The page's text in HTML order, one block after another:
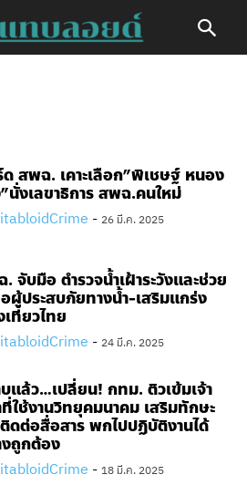
สพฉ. เคาะเลือก”พิเชษฐ์ หนอง
นั่งเลขาธิการ สพฉ.คนใหม่
- 26 มี.ค. 2025
จับมือ ตำรวจน้ำเฝ้าระวังและช่วย
ผู้ประสบภัยทางน้ำ-เสริมแกร่ง
ที่ยวไทย
- 24 มี.ค. 2025
แล้ว…เปลี่ยน! กทม. ติวเข้มเจ้า
ใช้งานวิทยุคมนาคม เสริมทักษะ
ดต่อสื่อสาร พกไปปฏิบัติงานได้
ถูกต้อง
- 18 มี.ค. 2025